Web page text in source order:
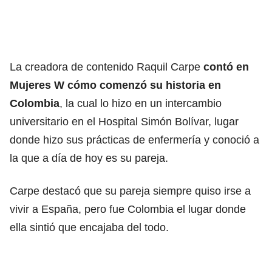
La creadora de contenido Raquil Carpe contó en
Mujeres W cómo comenzó su historia en
Colombia, la cual lo hizo en un intercambio
universitario en el Hospital Simón Bolívar, lugar
donde hizo sus prácticas de enfermería y conoció a
la que a día de hoy es su pareja.
Carpe destacó que su pareja siempre quiso irse a
vivir a España, pero fue Colombia el lugar donde
ella sintió que encajaba del todo.